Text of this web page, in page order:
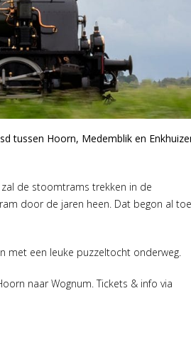
tussen Hoorn, Medemblik en
de stoomtrams trekken in de
door de jaren heen. Dat begon al
met een leuke puzzeltocht onderweg.
naar Wognum. Tickets & info via